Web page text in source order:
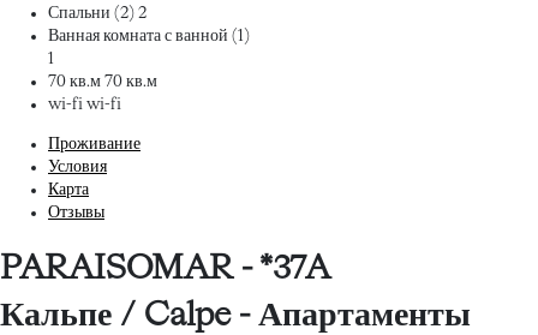
Спальни (2) 2
Ванная комната с ванной (1)
1
70 кв.м 70 кв.м
wi-fi wi-fi
Проживание
Условия
Карта
Отзывы
PARAISOMAR - *37A
Кальпе / Calpe - Апартаменты